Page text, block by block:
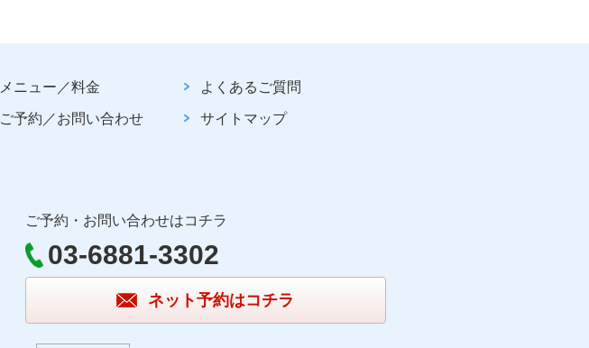
メニュー／料金 よくあるご質問
ご予約／お問い合わせ サイトマップ
ご予約・お問い合わせはコチラ
03-6881-3302
ネット予約はコチラ